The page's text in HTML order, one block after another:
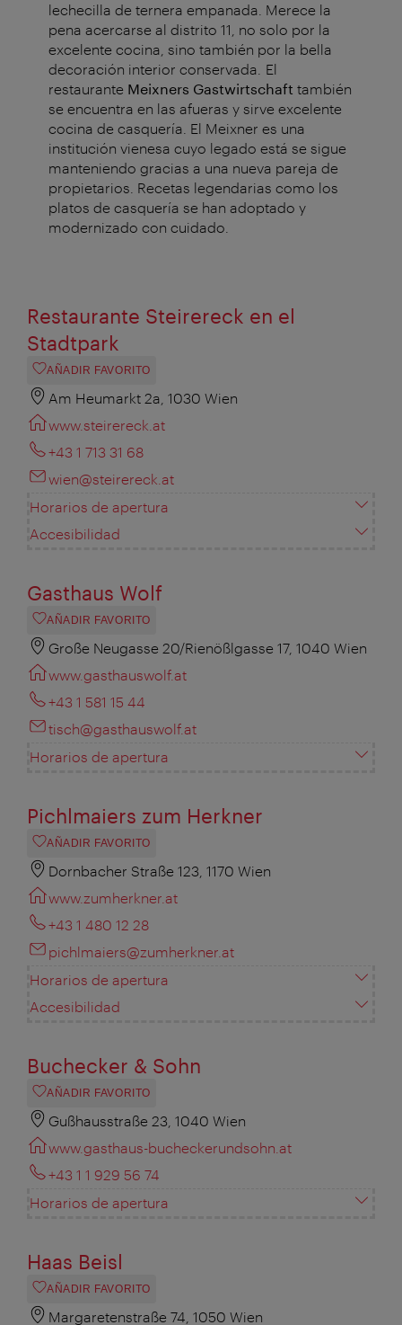
lechecilla de ternera empanada. Merece la
pena acercarse al distrito 11, no solo por la
excelente cocina, sino también por la bella
decoración interior conservada. El
restaurante Meixners Gastwirtschaft también
se encuentra en las afueras y sirve excelente
cocina de casquería. El Meixner es una
institución vienesa cuyo legado está se sigue
manteniendo gracias a una nueva pareja de
propietarios. Recetas legendarias como los
platos de casquería se han adoptado y
modernizado con cuidado.
Restaurante Steirereck en el
Stadtpark
AÑADIR FAVORITO
Am Heumarkt 2a, 1030 Wien
www.steirereck.at
+43 1 713 31 68
wien@steirereck.at
Horarios de apertura
Accesibilidad
Gasthaus Wolf
AÑADIR FAVORITO
Große Neugasse 20/Rienößlgasse 17, 1040 Wien
www.gasthauswolf.at
+43 1 581 15 44
tisch@gasthauswolf.at
Horarios de apertura
Pichlmaiers zum Herkner
AÑADIR FAVORITO
Dornbacher Straße 123, 1170 Wien
www.zumherkner.at
+43 1 480 12 28
pichlmaiers@zumherkner.at
Horarios de apertura
Accesibilidad
Buchecker & Sohn
AÑADIR FAVORITO
Gußhausstraße 23, 1040 Wien
www.gasthaus-bucheckerundsohn.at
+43 1 1 929 56 74
Horarios de apertura
Haas Beisl
AÑADIR FAVORITO
Margaretenstraße 74, 1050 Wien